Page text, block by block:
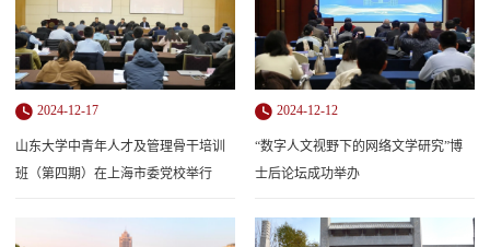
2024-12-17
山东大学中青年人才及管理骨干培训
班（第四期）在上海市委党校举行
2024-12-12
“数字人文视野下的网络文学研究”博
士后论坛成功举办